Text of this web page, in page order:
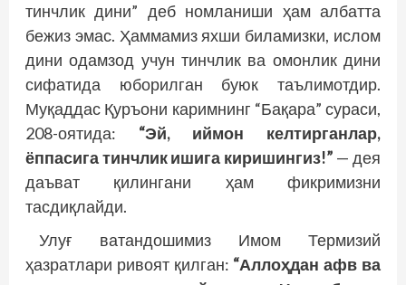
тинчлик дини” деб номланиши ҳам албатта
бежиз эмас. Ҳаммамиз яхши биламизки, ислом
дини одамзод учун тинчлик ва омонлик дини
сифатида юборилган буюк таълимотдир.
Муқаддас Қуръони каримнинг “Бақара” сураси,
208-оятида: “Эй, иймон келтирганлар,
ёппасига тинчлик ишига киришингиз!” — дея
даъват қилингани ҳам фикримизни
тасдиқлайди.
Улуғ ватандошимиз Имом Термизий
ҳазратлари ривоят қилган: “Аллоҳдан афв ва